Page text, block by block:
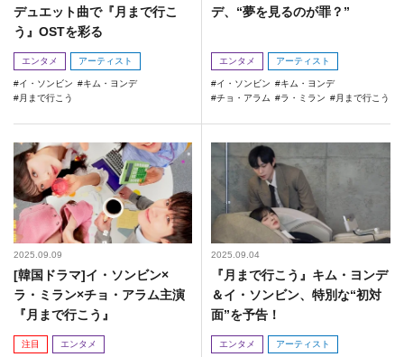
デュエット曲で『月まで行こ
う』OSTを彩る
エンタメ アーティスト
イ・ソンビン
キム・ヨンデ
月まで行こう
デ、“夢を見るのが罪？”
エンタメ アーティスト
イ・ソンビン
キム・ヨンデ
チョ・アラム
ラ・ミラン 月まで行こう
2025.09.09
[韓国ドラマ]イ・ソンビン×
ラ・ミラン×チョ・アラム主演
『月まで行こう』
注目 エンタメ
2025.09.04
『月まで行こう』キム・ヨンデ
＆イ・ソンビン、特別な“初対
面”を予告！
エンタメ アーティスト